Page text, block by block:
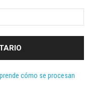
cómo se procesan